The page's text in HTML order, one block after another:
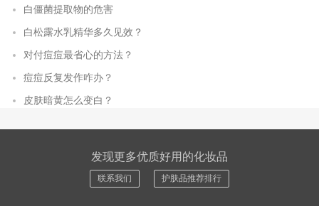
白僵菌提取物的危害
白松露水乳精华多久见效？
对付痘痘最省心的方法？
痘痘反复发作咋办？
皮肤暗黄怎么变白？
发现更多优质好用的化妆品
联系我们 护肤品推荐排行